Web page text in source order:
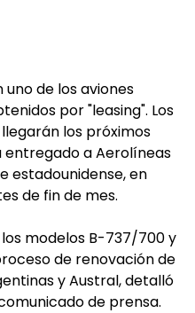
de los aviones
por "leasing". Los
los próximos
entregado a Aerolíneas
estadounidense, en
de fin de mes.
modelos B-737/700 y
de renovación de
y Austral, detalló
de prensa.